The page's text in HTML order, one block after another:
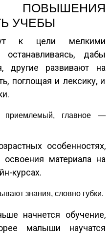
УЧЕБЫ
к цели мелкими
дабы
другие развивают на
поглощая и лексику, и
приемлемый, главное —
особенностях,
материала на
курсах.
знания, словно губки.
начнется обучение,
малыши научатся